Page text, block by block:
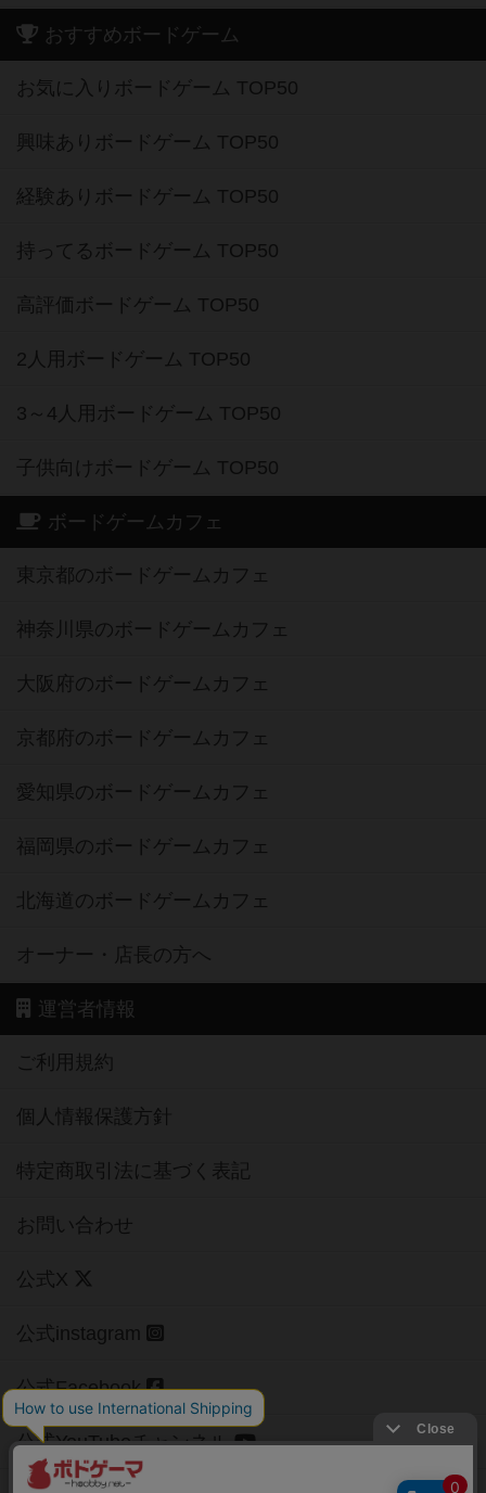
おすすめボードゲーム
お気に入りボードゲーム TOP50
興味ありボードゲーム TOP50
経験ありボードゲーム TOP50
持ってるボードゲーム TOP50
高評価ボードゲーム TOP50
2人用ボードゲーム TOP50
3～4人用ボードゲーム TOP50
子供向けボードゲーム TOP50
ボードゲームカフェ
東京都のボードゲームカフェ
神奈川県のボードゲームカフェ
大阪府のボードゲームカフェ
京都府のボードゲームカフェ
愛知県のボードゲームカフェ
福岡県のボードゲームカフェ
北海道のボードゲームカフェ
オーナー・店長の方へ
運営者情報
ご利用規約
個人情報保護方針
特定商取引法に基づく表記
お問い合わせ
公式X
公式instagram
公式Facebook
公式YouTubeチャンネル